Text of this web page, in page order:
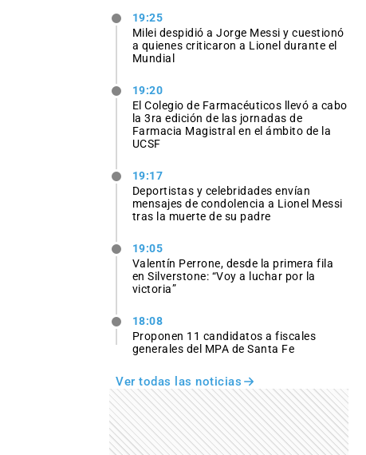
19:25
Milei despidió a Jorge Messi y cuestionó
a quienes criticaron a Lionel durante el
Mundial
19:20
El Colegio de Farmacéuticos llevó a cabo
la 3ra edición de las jornadas de
Farmacia Magistral en el ámbito de la
UCSF
19:17
Deportistas y celebridades envían
mensajes de condolencia a Lionel Messi
tras la muerte de su padre
19:05
Valentín Perrone, desde la primera fila
en Silverstone: “Voy a luchar por la
victoria”
18:08
Proponen 11 candidatos a fiscales
generales del MPA de Santa Fe
Ver todas las noticias